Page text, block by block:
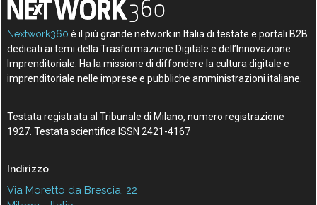
Nextwork360 è il più grande network in Italia di testate e portali B2B
dedicati ai temi della Trasformazione Digitale e dell’Innovazione
Imprenditoriale. Ha la missione di diffondere la cultura digitale e
imprenditoriale nelle imprese e pubbliche amministrazioni italiane.
Testata registrata al Tribunale di Milano, numero registrazione
1927. Testata scientifica ISSN 2421-4167
Indirizzo
Via Moretto da Brescia, 22